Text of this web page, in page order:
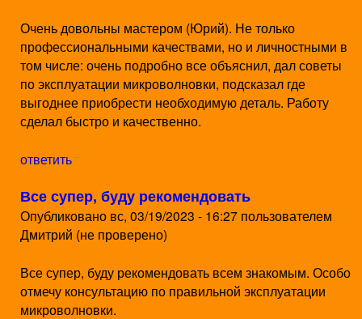
Очень довольны мастером (Юрий). Не только
профессиональными качествами, но и личностными в
том числе: очень подробно все объяснил, дал советы
по эксплуатации микроволновки, подсказал где
выгоднее приобрести необходимую деталь. Работу
сделал быстро и качественно.
ответить
Все супер, буду рекомендовать
Опубликовано вс, 03/19/2023 - 16:27 пользователем
Дмитрий (не проверено)
Все супер, буду рекомендовать всем знакомым. Особо
отмечу консультацию по правильной эксплуатации
микроволновки.